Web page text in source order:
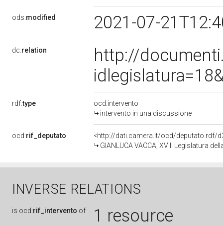
ods:modified 2021-07-
dc:relation
http://
rdf:type
ocd:intervento
intervento in una discussione
ocd:rif_deputato
<http://dati.camera.it/ocd/deputato.rdf/
GIANLUCA VACCA, XVIII Legislatura
INVERSE RELATIONS
is ocd:rif_intervento of 1 resource